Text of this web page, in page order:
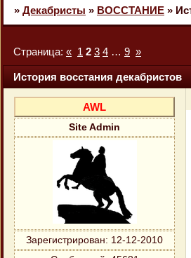
» Декабристы » ВОССТАНИЕ »
История восстания декабристов
Страница: « 1 2 3 4 … 9 »
AWL
Site Admin
Зарегистрирован: 12-12-2010